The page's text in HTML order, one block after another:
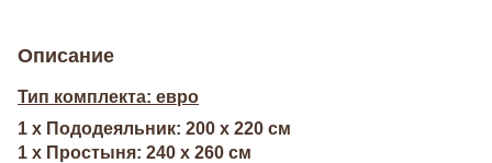
Описание
Тип комплекта: евро
1 х Пододеяльник: 200 х 220 см
1 х Простыня: 240 х 260 см